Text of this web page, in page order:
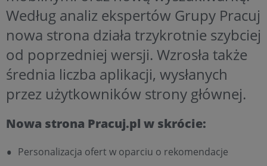
Według analiz ekspertów Grupy Pracuj
nowa strona działa trzykrotnie szybciej
od poprzedniej wersji. Wzrosła także
średnia liczba aplikacji, wysłanych
przez użytkowników strony głównej.
Nowa strona Pracuj.pl w skrócie:
Personalizacja ofert w oparciu o rekomendacje